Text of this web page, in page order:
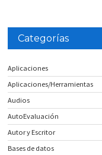
Categorías
Aplicaciones
Aplicaciones/Herramientas
Audios
AutoEvaluación
Autor y Escritor
Bases de datos